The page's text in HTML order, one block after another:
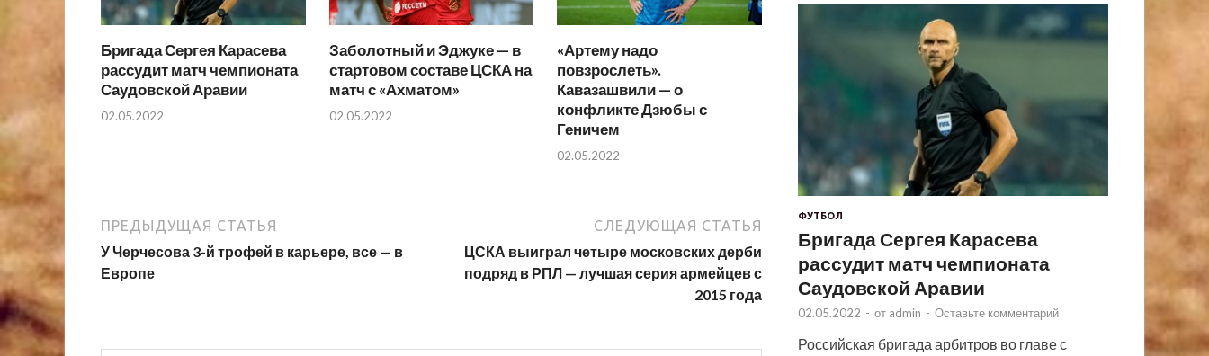
Бригада Сергея Карасева
рассудит матч чемпионата
Саудовской Аравии
02.05.2022
Заболотный и Эджуке — в
стартовом составе ЦСКА на
матч с «Ахматом»
02.05.2022
«Артему надо
повзрослеть».
Кавазашвили — о
конфликте Дзюбы с
Геничем
02.05.2022
ПРЕДЫДУЩАЯ СТАТЬЯ
У Черчесова 3-й трофей в карьере, все — в
Европе
СЛЕДУЮЩАЯ СТАТЬЯ
ЦСКА выиграл четыре московских дерби
подряд в РПЛ — лучшая серия армейцев с
2015 года
ФУТБОЛ
Бригада Сергея Карасева
рассудит матч чемпионата
Саудовской Аравии
02.05.2022 - от admin - Оставьте комментарий
Российская бригада арбитров во главе с